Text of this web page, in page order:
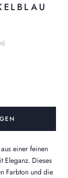
einer feinen
Eleganz. Dieses
Farbton und die